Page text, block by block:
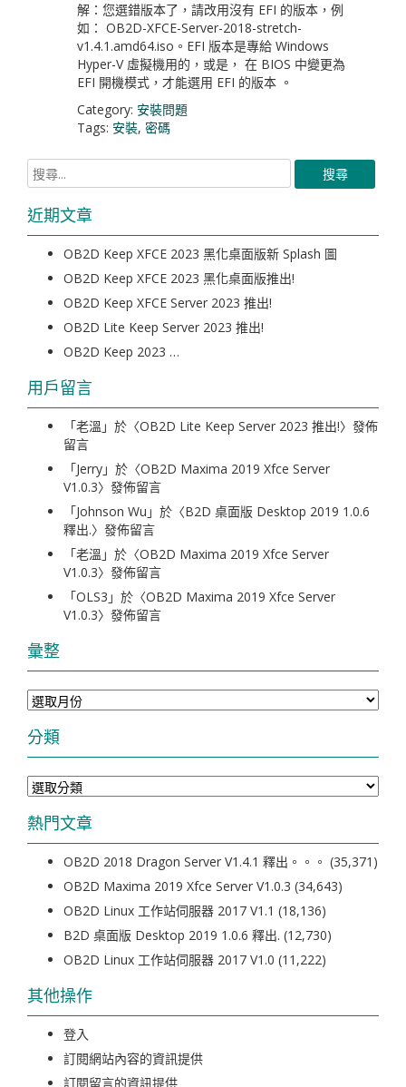
解：您選錯版本了，請改用沒有 EFI 的版本，例
如： OB2D-XFCE-Server-2018-stretch-
v1.4.1.amd64.iso。EFI 版本是專給 Windows
Hyper-V 虛擬機用的，或是， 在 BIOS 中變更為
EFI 開機模式，才能選用 EFI 的版本 。
Category: 安裝問題
Tags: 安裝, 密碼
近期文章
OB2D Keep XFCE 2023 黑化桌面版新 Splash 圖
OB2D Keep XFCE 2023 黑化桌面版推出!
OB2D Keep XFCE Server 2023 推出!
OB2D Lite Keep Server 2023 推出!
OB2D Keep 2023 …
用戶留言
「老溫 」於〈OB2D Lite Keep Server 2023 推出!〉發佈
留言
「Jerry」於〈OB2D Maxima 2019 Xfce Server
V1.0.3〉發佈留言
「Johnson Wu 」於〈B2D 桌面版 Desktop 2019 1.0.6
釋出.〉發佈留言
「老溫 」於〈OB2D Maxima 2019 Xfce Server
V1.0.3〉發佈留言
「OLS3 」於〈OB2D Maxima 2019 Xfce Server
V1.0.3〉發佈留言
彙整
彙
整
分類
分
類
熱門文章
OB2D 2018 Dragon Server V1.4.1 釋出。。。 (35,371)
OB2D Maxima 2019 Xfce Server V1.0.3 (34,643)
OB2D Linux 工作站伺服器 2017 V1.1 (18,136)
B2D 桌面版 Desktop 2019 1.0.6 釋出. (12,730)
OB2D Linux 工作站伺服器 2017 V1.0 (11,222)
其他操作
登入
訂閱網站內容的資訊提供
訂閱留言的資訊提供